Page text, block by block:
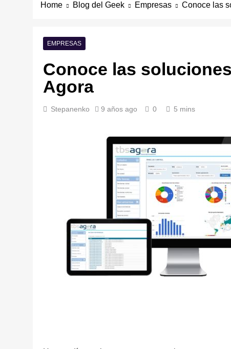
Home Blog del Geek Empresas Conoce las
EMPRESAS
Conoce las
Agora
Stepanenko 9 años ago 0 5 mins